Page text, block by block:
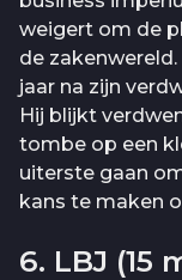
weigert om de
de
jaar na zijn
Hij blijkt
tombe op een
uiterste gaan
kans te maken
6. LBJ (15